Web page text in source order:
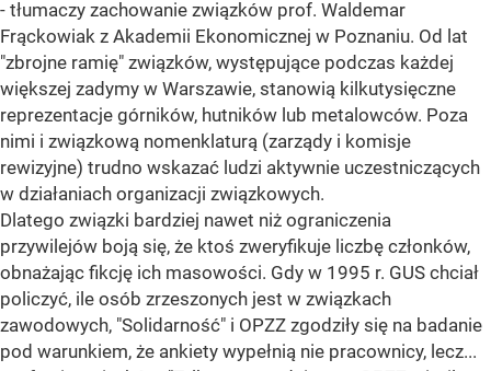
- tłumaczy zachowanie związków prof. Waldemar
Frąckowiak z Akademii Ekonomicznej w Poznaniu. Od lat
"zbrojne ramię" związków, występujące podczas każdej
większej zadymy w Warszawie, stanowią kilkutysięczne
reprezentacje górników, hutników lub metalowców. Poza
nimi i związkową nomenklaturą (zarządy i komisje
rewizyjne) trudno wskazać ludzi aktywnie uczestniczących
w działaniach organizacji związkowych.
Dlatego związki bardziej nawet niż ograniczenia
przywilejów boją się, że ktoś zweryfikuje liczbę członków,
obnażając fikcję ich masowości. Gdy w 1995 r. GUS chciał
policzyć, ile osób zrzeszonych jest w związkach
zawodowych, "Solidarność" i OPZZ zgodziły się na badanie
pod warunkiem, że ankiety wypełnią nie pracownicy, lecz...